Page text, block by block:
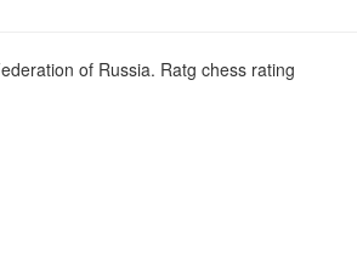
of Russia. Ratg chess rating